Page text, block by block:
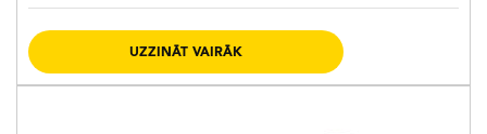
UZZINĀT VAIRĀK